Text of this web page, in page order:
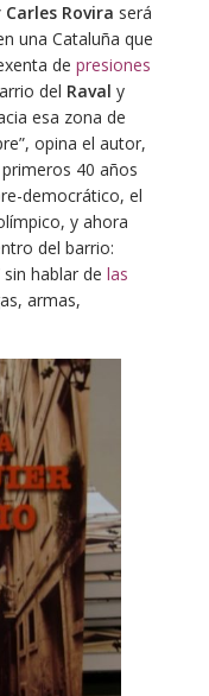
Rovira será
una Cataluña que
de presiones
del Raval y
esa zona de
opina el autor,
40 años
democrático, el
y ahora
del barrio:
hablar de las
armas,